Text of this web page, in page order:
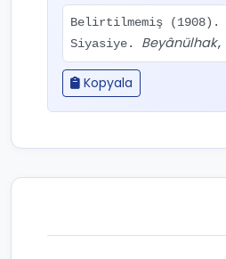
Belirtilmemiş (1908).
Siyasiye. Beyânülhak,
Kopyala